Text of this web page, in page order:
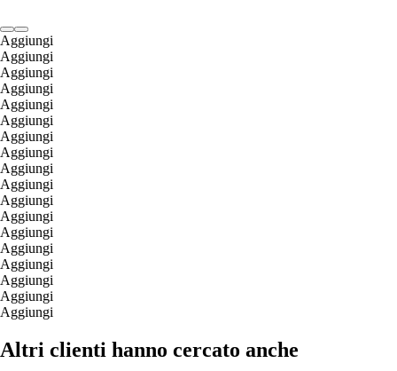
Aggiungi
Aggiungi
Aggiungi
Aggiungi
Aggiungi
Aggiungi
Aggiungi
Aggiungi
Aggiungi
Aggiungi
Aggiungi
Aggiungi
Aggiungi
Aggiungi
Aggiungi
Aggiungi
Aggiungi
Aggiungi
Altri clienti hanno cercato anche